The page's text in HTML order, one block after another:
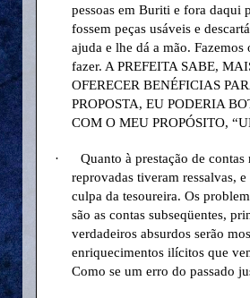
pessoas em Buriti e fora daqui
fossem peças usáveis e
ajuda e lhe dá a mão.
fazer. A PREFEITA SABE,
OFERECER BENÉFICIAS
PROPOSTA, EU PODERIA
COM O MEU PROPÓSITO,
·
Quanto à prestação de
reprovadas tiveram ressalvas,
culpa da tesoureira. Os
são as contas subseqüentes,
verdadeiros absurdos serão
enriquecimentos ilícitos que
Como se um erro do passado